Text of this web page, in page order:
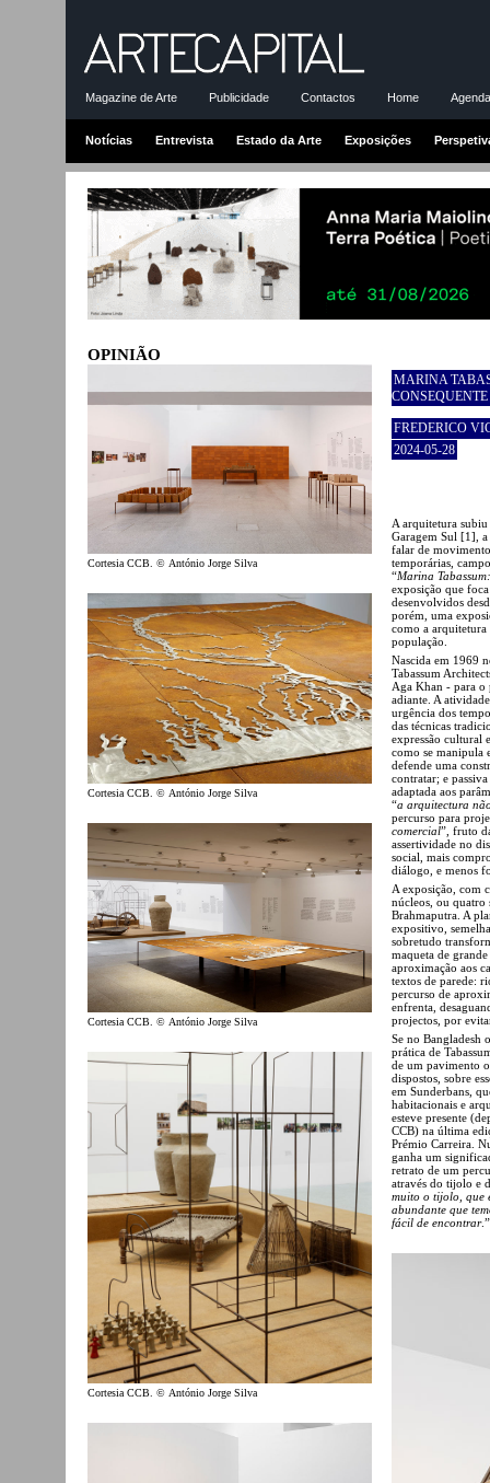
Magazine de Arte Publicidade Contactos Home
Notícias Entrevista Estado da Arte Exposições
OPINIÃO
Cortesia CCB. © António Jorge Silva
Cortesia CCB. © António Jorge Silva
Cortesia CCB. © António Jorge Silva
Cortesia CCB. © António Jorge Silva
MARINA
CONSEQUENTE
FREDERICO
2024-05-28
A arquitetura
Garagem Sul [1],
falar de
temporárias,
“Marina
exposição que
desenvolvidos
porém, uma
como a
população.
Nascida em 1969
Tabassum
Aga Khan - para o
adiante. A
urgência dos
das técnicas
expressão cultural
como se manipula
defende uma
contratar; e
adaptada aos
“a arquitectura
percurso para
comercial”, fruto
assertividade no
social, mais
diálogo, e menos
A exposição, com
núcleos, ou quatro
Brahmaputra. A
expositivo,
sobretudo
maqueta de
aproximação aos
textos de parede:
percurso de
enfrenta,
projectos, por
Se no Bangladesh
prática de
de um pavimento
dispostos, sobre
em Sunderbans,
habitacionais e
esteve presente
CCB) na última
Prémio Carreira.
ganha um
retrato de um
através do tijolo e
muito o tijolo, que
abundante que
fácil de encontrar.”